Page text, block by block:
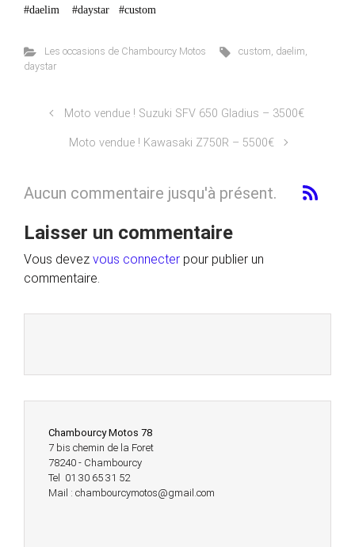
#daelim #daystar #custom
Les occasions de Chambourcy Motos custom, daelim,
daystar
Moto vendue ! Suzuki SFV 650 Gladius – 3500€
Moto vendue ! Kawasaki Z750R – 5500€
Aucun commentaire jusqu'à présent.
Laisser un commentaire
Vous devez vous connecter pour publier un
commentaire.
Chambourcy Motos 78
7 bis chemin de la Foret
78240 - Chambourcy
Tel 01 30 65 31 52
Mail : chambourcymotos@gmail.com